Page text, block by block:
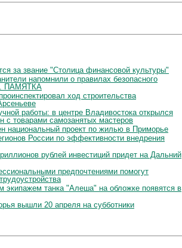
за звание "Столица финансовой культуры"
напомнили о правилах безопасного
ПАМЯТКА
ход строительства
работы: в центре Владивостока открылся
с товарами самозанятых мастеров
национальный проект по жилью в Приморье
России по эффективности внедрения
рублей инвестиций придет на Дальний
предпочтениями помогут
экипажем танка "Алеша" на обложке появятся в
вышли 20 апреля на субботники